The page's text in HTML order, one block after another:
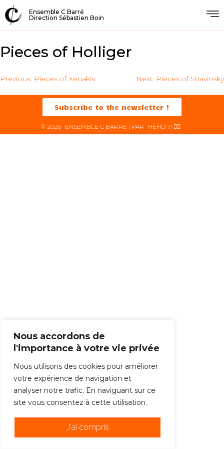
Nous accordons de
l'importance à votre vie privée
Nous utilisons des cookies pour améliorer
votre expérience de navigation et
analyser notre trafic. En naviguant sur ce
site vous consentez à cette utilisation.
J'ai compris
Ensemble C Barré
Direction Sébastien Boin
Pieces of Holliger
Previous: Pieces of Xenakis Next: Pieces of Stravinsky
Subscribe to the newsletter !
© 2026 -ENSEMBLE C BARRÉ | PAR HÉHO ?! ✌🏻